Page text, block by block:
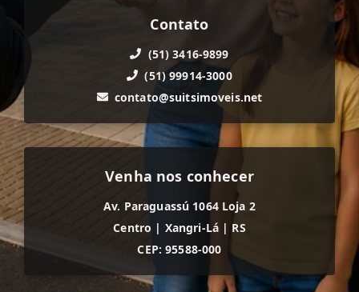
Contato
(51) 3416-9899
(51) 99914-3000
contato@suitsimoveis.net
Venha nos conhecer
Av. Paraguassú 1064 Loja 2
Centro | Xangri-Lá | RS
CEP: 95588-000